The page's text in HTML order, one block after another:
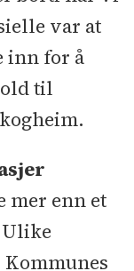
var at
inn for å
til
mer enn et
Kommunes